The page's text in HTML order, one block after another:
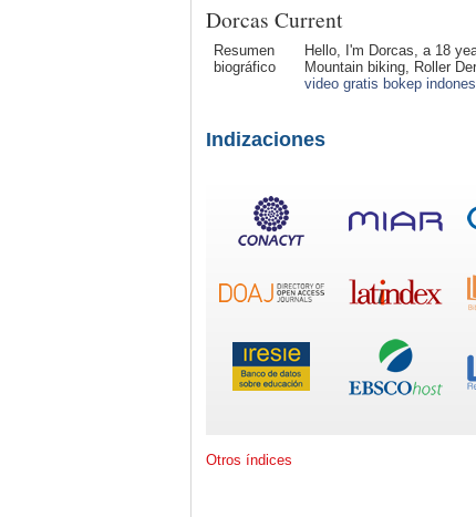
Dorcas Current
Resumen
biográfico
Hello, I'm Dorcas, a 18
Mountain biking, Roller
video gratis bokep
Indizaciones
Otros índices